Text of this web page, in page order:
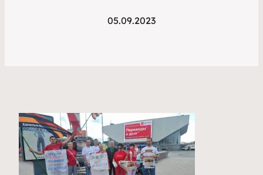
05.09.2023